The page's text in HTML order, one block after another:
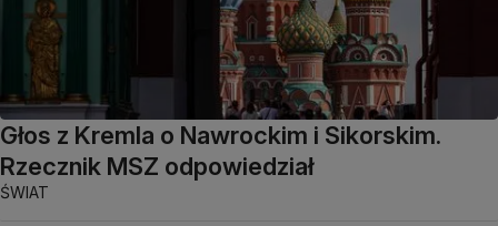
Głos z Kremla o Nawrockim i Sikorskim.
Rzecznik MSZ odpowiedział
ŚWIAT